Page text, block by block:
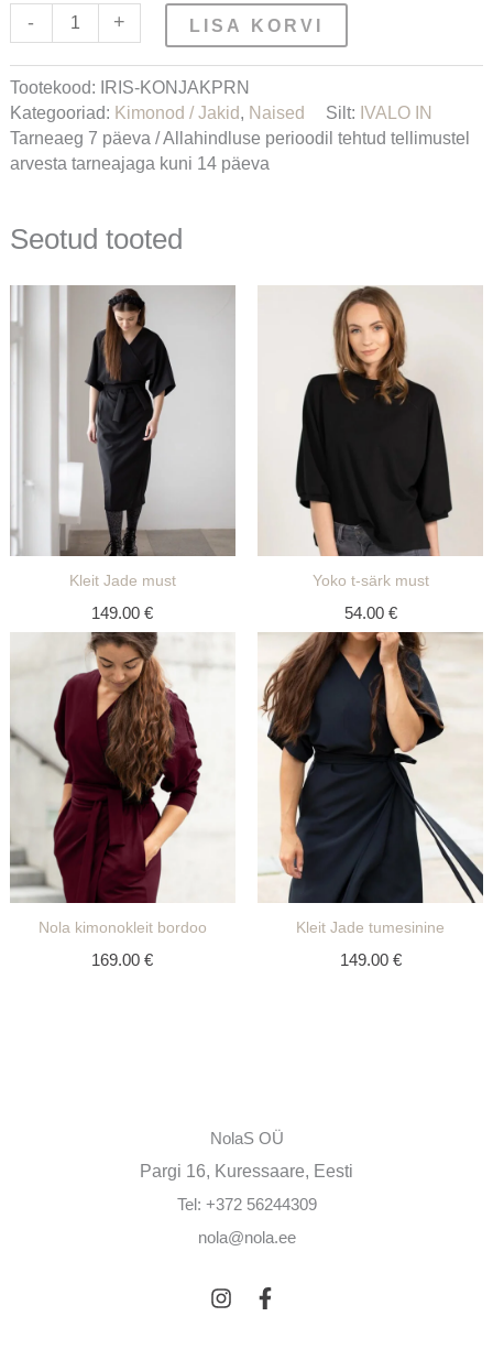
- + LISA KORVI
Tootekood:
IRIS-KONJAKPRN
Kategooriad: Kimonod / Jakid, Naised Silt: IVALO IN
Tarneaeg 7 päeva / Allahindluse perioodil tehtud tellimustel
arvesta tarneajaga kuni 14 päeva
Seotud tooted
Kleit Jade must
149.00€
Yoko t-särk must
54.00 €
Nola kimonokleit bordoo
169.00€
Kleit Jade tumesinine
149.00 €
NolaS OÜ
Pargi 16, Kuressaare, Eesti
Tel: +372 56244309
nola@nola.ee